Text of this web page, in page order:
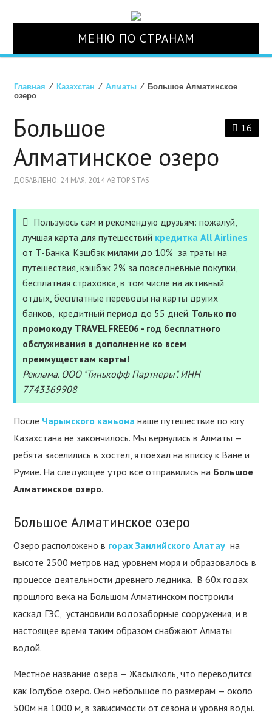
МЕНЮ ПО СТРАНАМ
СТРАНЫ
ТУРЫ
ОТЕЛИ
СТРАХОВКА
УСЛУГИ
ПОЛЕЗНОЕ
ПОДДЕРЖАТЬ
Главная ⁄ Казахстан ⁄Алматы ⁄ Большое Алматинское
озеро
16
Большое
Алматинское озеро
ДОБАВЛЕНО: 24 МАЯ, 2014 АВТОР STAS
Пользуюсь сам и рекомендую друзьям: пожалуй,
лучшая карта для путешествий кредитка All Airlines
от Т-Банка. Кэшбэк милями до 10% за траты на
путешествия, кэшбэк 2% за повседневные покупки,
бесплатная страховка, в том числе на активный
отдых, бесплатные переводы на карты других
банков, кредитный период до 55 дней. Только по
промокоду TRAVELFREE06 - год бесплатного
обслуживания в дополнение ко всем
преимуществам карты!
Реклама. ООО "Тинькофф Партнеры". ИНН
7743369908
После Чарынского каньона наше путешествие по югу
Казахстана не закончилось. Мы вернулись в Алматы —
ребята заселились в хостел, я поехал на вписку к Ване и
Румие. На следующее утро все отправились на Большое
Алматинское озеро.
Большое Алматинское озеро
Озеро расположено в горах Заилийского Алатау на
высоте 2500 метров над уровнем моря и образовалось в
процессе деятельности древнего ледника. В 60х годах
прошлого века на Большом Алматинском построили
каскад ГЭС, установили водозаборные сооружения, и в
настоящее время таким образом снабжают Алматы
водой.
Местное название озера — Жасылколь, что переводится
как Голубое озеро. Оно небольшое по размерам — около
500м на 1000 м, в зависимости от сезона и уровня воды.